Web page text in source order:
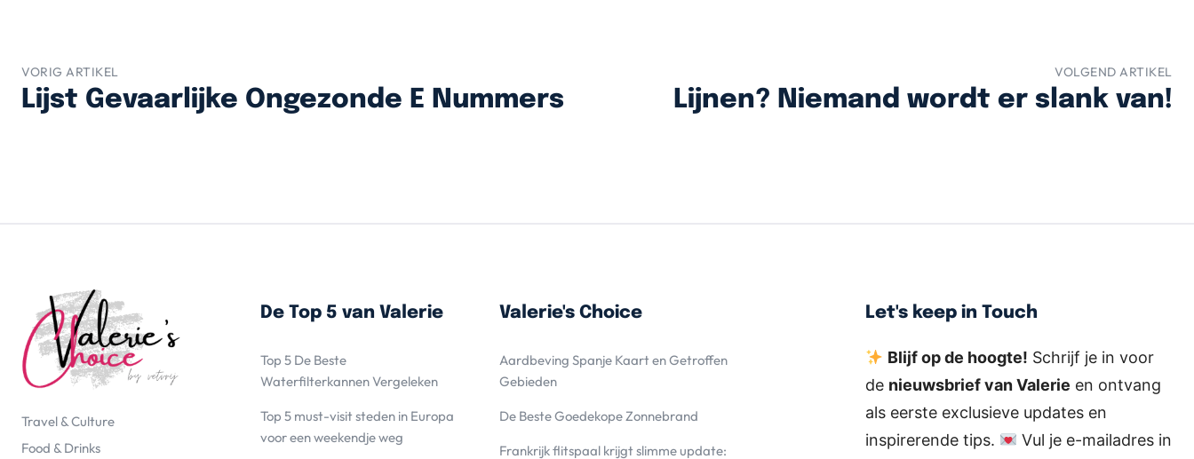
VORIG ARTIKEL
Lijst Gevaarlijke Ongezonde E Nummers
VOLGEND ARTIKEL
Lijnen? Niemand wordt er slank van!
Travel & Culture
Food & Drinks
De Top 5 van Valerie
Top 5 De Beste
Waterfilterkannen Vergeleken
Top 5 must-visit steden in Europa
voor een weekendje weg
Valerie's Choice
Aardbeving Spanje Kaart en Getroffen
Gebieden
De Beste Goedekope Zonnebrand
Frankrijk flitspaal krijgt slimme update:
Let's keep in Touch
Blijf op de hoogte! Schrijf je in voor
de nieuwsbrief van Valerie en ontvang
als eerste exclusieve updates en
inspirerende tips.
Vul je e-mailadres in